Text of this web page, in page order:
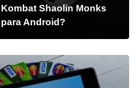
Kombat Shaolin Monks
para Android?